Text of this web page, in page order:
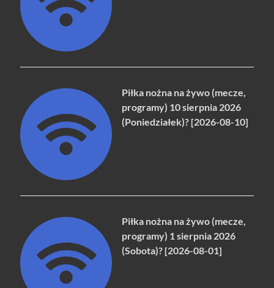
Piłka nożna na żywo (mecze,
programy) 10 sierpnia 2026
(Poniedziałek)? [2026-08-10]
Piłka nożna na żywo (mecze,
programy) 1 sierpnia 2026
(Sobota)? [2026-08-01]